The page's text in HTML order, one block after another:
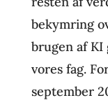
bekymring
brugen af KI
vores fag.
september